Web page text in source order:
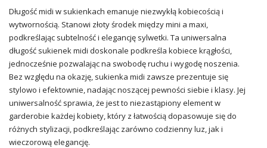
Długość midi w sukienkach emanuje niezwykłą kobiecością i
wytwornością. Stanowi złoty środek między mini a maxi,
podkreślając subtelność i elegancję sylwetki. Ta uniwersalna
długość sukienek midi doskonale podkreśla kobiece krągłości,
jednocześnie pozwalając na swobodę ruchu i wygodę noszenia.
Bez względu na okazję, sukienka midi zawsze prezentuje się
stylowo i efektownie, nadając noszącej pewności siebie i klasy. Jej
uniwersalność sprawia, że jest to niezastąpiony element w
garderobie każdej kobiety, który z łatwością dopasowuje się do
różnych stylizacji, podkreślając zarówno codzienny luz, jak i
wieczorową elegancję.